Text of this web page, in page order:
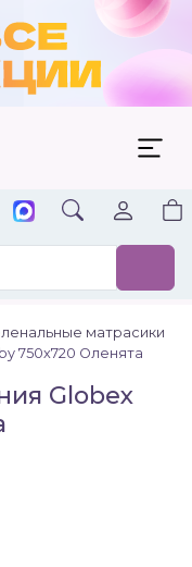
матрасики
750х720 Оленята
Globex